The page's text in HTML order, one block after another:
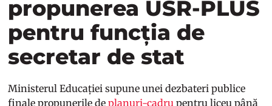
propunerea USR-PLUS
pentru funcția de
secretar de stat
Ministerul Educației supune unei dezbateri publice
finale propunerile deplanuri-cadru pentru liceu până